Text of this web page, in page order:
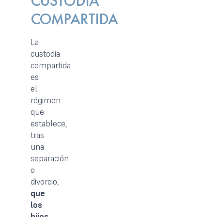
COMPARTIDA
La
custodia
compartida
es
el
régimen
que
establece,
tras
una
separación
o
divorcio,
que
los